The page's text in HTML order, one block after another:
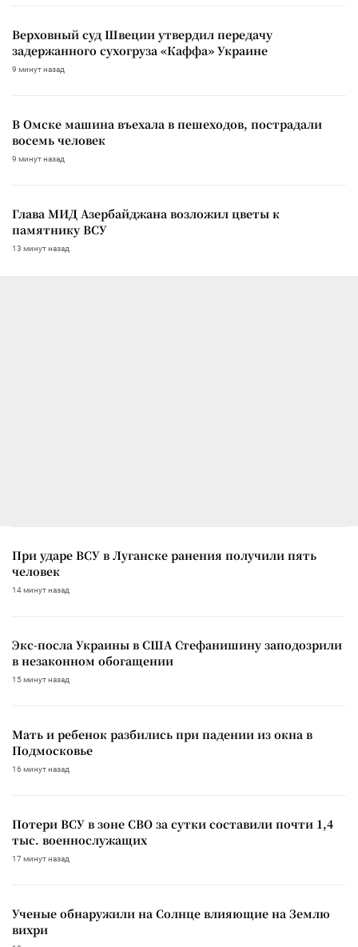
Верховный суд Швеции утвердил передачу
задержанного сухогруза «Каффа» Украине
9 минут назад
В Омске машина въехала в пешеходов, пострадали
восемь человек
9 минут назад
Глава МИД Азербайджана возложил цветы к
памятнику ВСУ
13 минут назад
При ударе ВСУ в Луганске ранения получили пять
человек
14 минут назад
Экс-посла Украины в США Стефанишину заподозрили
в незаконном обогащении
15 минут назад
Мать и ребенок разбились при падении из окна в
Подмосковье
16 минут назад
Потери ВСУ в зоне СВО за сутки составили почти 1,4
тыс. военнослужащих
17 минут назад
Ученые обнаружили на Солнце влияющие на Землю
вихри